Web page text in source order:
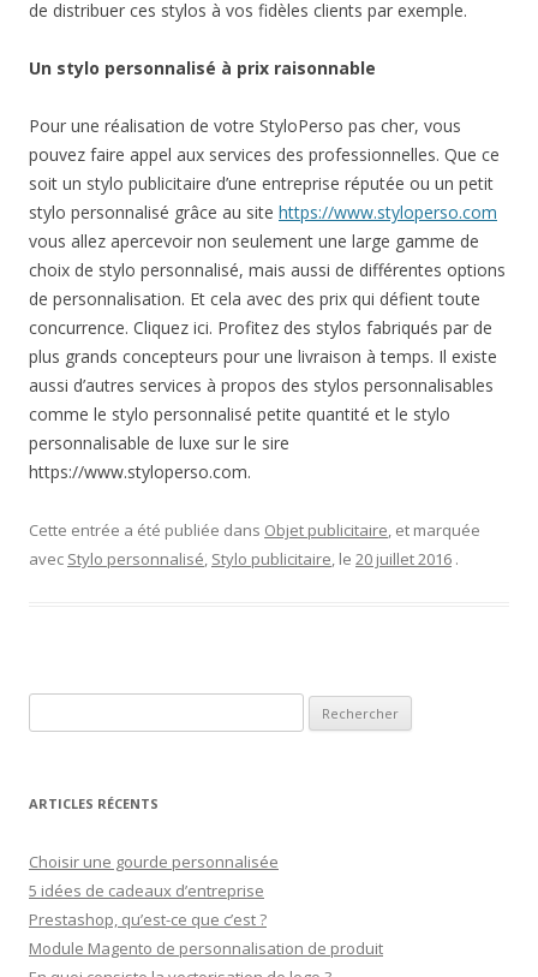
de distribuer ces stylos à vos fidèles clients par exemple.
Un stylo personnalisé à prix raisonnable
Pour une réalisation de votre StyloPerso pas cher, vous
pouvez faire appel aux services des professionnelles. Que ce
soit un stylo publicitaire d’une entreprise réputée ou un petit
stylo personnalisé grâce au site https://www.styloperso.com
vous allez apercevoir non seulement une large gamme de
choix de stylo personnalisé, mais aussi de différentes options
de personnalisation. Et cela avec des prix qui défient toute
concurrence. Cliquez ici. Profitez des stylos fabriqués par de
plus grands concepteurs pour une livraison à temps. Il existe
aussi d’autres services à propos des stylos personnalisables
comme le stylo personnalisé petite quantité et le stylo
personnalisable de luxe sur le sire
https://www.styloperso.com.
Cette entrée a été publiée dans Objet publicitaire, et marquée
avec Stylo personnalisé, Stylo publicitaire, le 20 juillet 2016 .
ARTICLES RÉCENTS
Choisir une gourde personnalisée
5 idées de cadeaux d’entreprise
Prestashop, qu’est-ce que c’est ?
Module Magento de personnalisation de produit